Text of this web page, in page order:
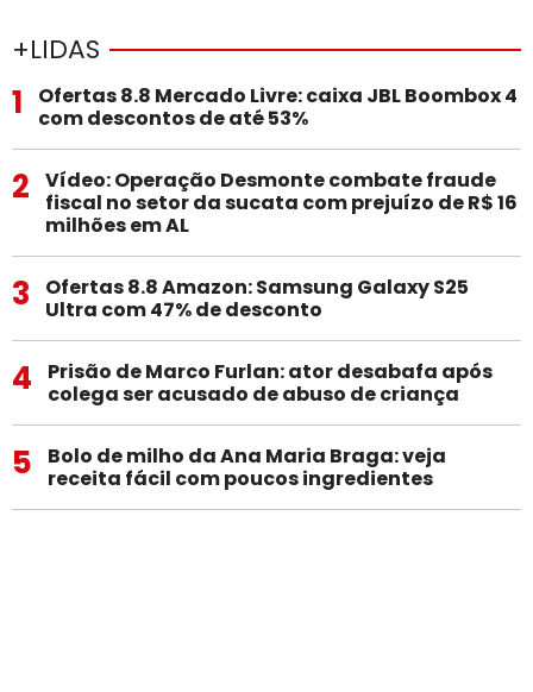
+LIDAS
1
Ofertas 8.8 Mercado Livre: caixa JBL Boombox 4
com descontos de até 53%
2
Vídeo: Operação Desmonte combate fraude
fiscal no setor da sucata com prejuízo de R$ 16
milhões em AL
3
Ofertas 8.8 Amazon: Samsung Galaxy S25
Ultra com 47% de desconto
4
Prisão de Marco Furlan: ator desabafa após
colega ser acusado de abuso de criança
5
Bolo de milho da Ana Maria Braga: veja
receita fácil com poucos ingredientes